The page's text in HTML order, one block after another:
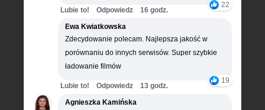
22
Lubie to! Odpowiedz
16 godz.
Ewa Kwiatkowska
Zdecydowanie polecam. Najlepsza jakość w
porównaniu do innych serwisów. Super szybkie
ładowanie filmów
19
Lubie to! Odpowiedz
13 godz.
Agnieszka Kamińska